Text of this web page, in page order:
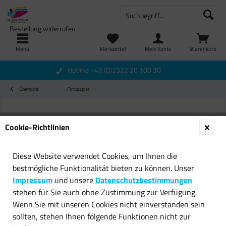
Menü Warenkorb
Merkzettel
Bestellung widerrufen
Mein Konto
Hotline +43 (0)2522 20 100 30
Übersicht Fotopapier
Cookie-Richtlinien
Diese Website verwendet Cookies, um Ihnen die
bestmögliche Funktionalität bieten zu können. Unser
Impressum und unsere Datenschutzbestimmungen
stehen für Sie auch ohne Zustimmung zur Verfügung.
Wenn Sie mit unseren Cookies nicht einverstanden sein
sollten, stehen Ihnen folgende Funktionen nicht zur